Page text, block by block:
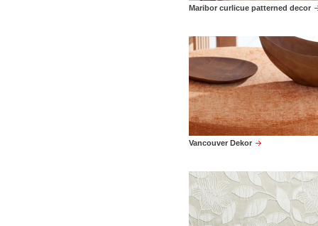
Maribor curlicue patterned decor
Vancouver Dekor